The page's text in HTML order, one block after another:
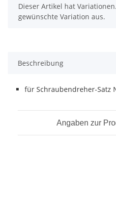
x
Dieser Artikel hat
gewünschte Variation aus.
Beschreibung
für Schraubendreher-Satz
Angaben zur